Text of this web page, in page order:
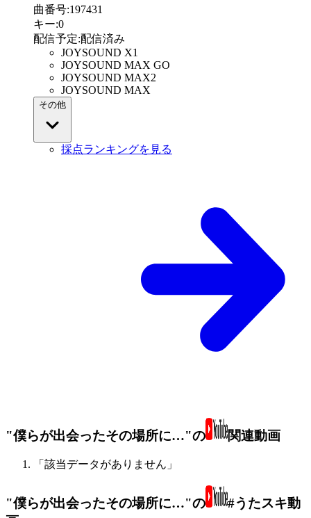
曲番号:197431
キー:0
配信予定:配信済み
JOYSOUND X1
JOYSOUND MAX GO
JOYSOUND MAX2
JOYSOUND MAX
その他
採点ランキングを見る
"僕らが出会ったその場所に…"の 関連動画
「該当データがありません」
"僕らが出会ったその場所に…"の
#うたスキ動